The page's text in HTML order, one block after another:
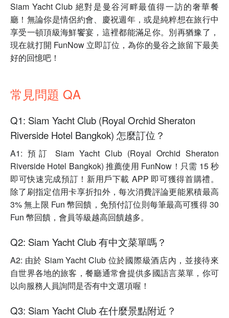
Siam Yacht Club 絕對是曼谷河畔最值得一訪的奢華餐
廳！無論你是情侶約會、慶祝週年，或是純粹想在旅行中
享受一頓頂級海鮮饗宴，這裡都能滿足你。別再猶豫了，
現在就打開 FunNow 立即訂位，為你的曼谷之旅留下最美
好的回憶吧！
常見問題 QA
Q1: Siam Yacht Club (Royal Orchid Sheraton
Riverside Hotel Bangkok) 怎麼訂位？
A1: 預訂 Siam Yacht Club (Royal Orchid Sheraton
Riverside Hotel Bangkok) 推薦使用 FunNow！只需 15 秒
即可快速完成預訂！新用戶下載 APP 即可獲得首購禮。
除了刷指定信用卡享折扣外，每次消費評論更能累積最高
3% 無上限 Fun 幣回饋，免預付訂位則每筆最高可獲得 30
Fun 幣回饋，會員等級越高回饋越多。
Q2: Siam Yacht Club 有中文菜單嗎？
A2: 由於 Siam Yacht Club 位於國際級酒店內，並接待來
自世界各地的旅客，餐廳通常會提供多國語言菜單，你可
以向服務人員詢問是否有中文選項喔！
Q3: Siam Yacht Club 在什麼景點附近？